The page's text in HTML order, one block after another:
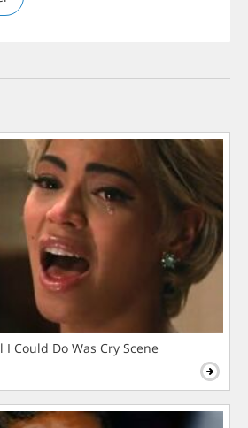
Could Do Was Cry Scene